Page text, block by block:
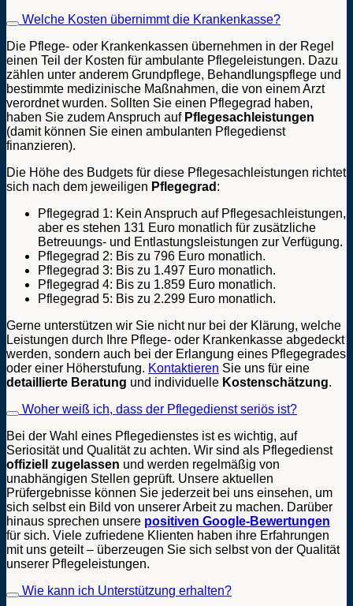
Welche Kosten übernimmt die Krankenkasse?
Die Pflege- oder Krankenkassen übernehmen in der Regel
einen Teil der Kosten für ambulante Pflegeleistungen. Dazu
zählen unter anderem Grundpflege, Behandlungspflege und
bestimmte medizinische Maßnahmen, die von einem Arzt
verordnet wurden. Sollten Sie einen Pflegegrad haben,
haben Sie zudem Anspruch auf Pflegesachleistungen
(damit können Sie einen ambulanten Pflegedienst
finanzieren).
Die Höhe des Budgets für diese Pflegesachleistungen richtet
sich nach dem jeweiligen Pflegegrad :
Pflegegrad 1: Kein Anspruch auf Pflegesachleistungen,
aber es stehen 131 Euro monatlich für zusätzliche
Betreuungs- und Entlastungsleistungen zur Verfügung.
Pflegegrad 2: Bis zu 796 Euro monatlich.
Pflegegrad 3: Bis zu 1.497 Euro monatlich.
Pflegegrad 4: Bis zu 1.859 Euro monatlich.
Pflegegrad 5: Bis zu 2.299 Euro monatlich.
Gerne unterstützen wir Sie nicht nur bei der Klärung, welche
Leistungen durch Ihre Pflege- oder Krankenkasse abgedeckt
werden, sondern auch bei der Erlangung eines Pflegegrades
oder einer Höherstufung. Kontaktieren Sie uns für eine
detaillierte Beratung und individuelle Kostenschätzung.
Woher weiß ich, dass der Pflegedienst seriös ist?
Bei der Wahl eines Pflegedienstes ist es wichtig, auf
Seriosität und Qualität zu achten. Wir sind als Pflegedienst
offiziell zugelassen und werden regelmäßig von
unabhängigen Stellen geprüft. Unsere aktuellen
Prüfergebnisse können Sie jederzeit bei uns einsehen, um
sich selbst ein Bild von unserer Arbeit zu machen. Darüber
hinaus sprechen unsere positiven Google-Bewertungen
für sich. Viele zufriedene Klienten haben ihre Erfahrungen
mit uns geteilt – überzeugen Sie sich selbst von der Qualität
unserer Pflegeleistungen.
Wie kann ich Unterstützung erhalten?